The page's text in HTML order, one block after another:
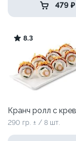
479 ₽
8.3
Кранч ролл с
290 гр. ± / 8 шт.